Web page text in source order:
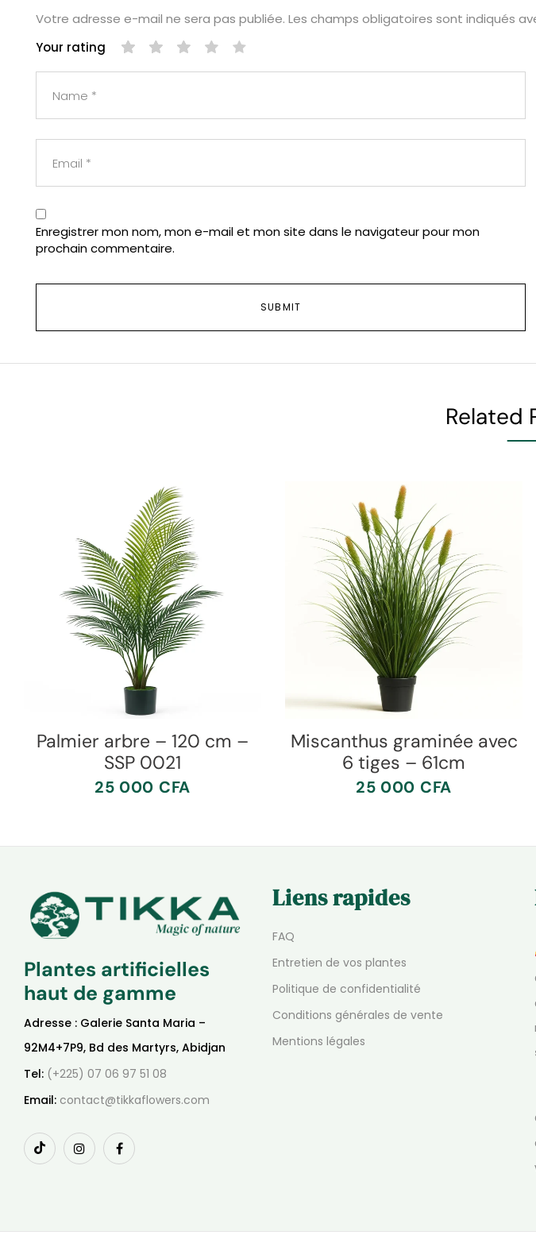
Votre adresse e-mail ne sera pas publiée. Les champs obligatoires sont indiqués
Your rating
Enregistrer mon nom, mon e-mail et mon site dans le navigateur pour mon
prochain commentaire.
Related
Palmier arbre – 120 cm –
SSP 0021
25 000 CFA
Miscanthus graminée avec
6 tiges – 61cm
25 000 CFA
Plantes artificielles
haut de gamme
Adresse : Galerie Santa Maria –
92M4+7P9, Bd des Martyrs, Abidjan
Tel: (+225) 07 06 97 51 08
Email: contact@tikkaflowers.com
Liens rapides
FAQ
Entretien de vos plantes
Politique de confidentialité
Conditions générales de vente
Mentions légales